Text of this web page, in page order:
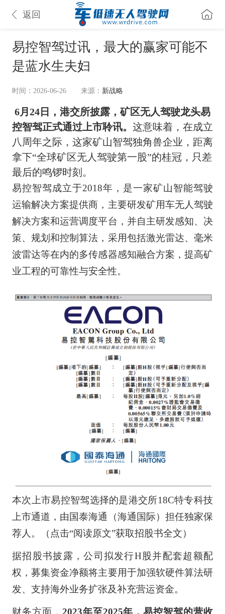
返回
易控智驾过讯，最大的赢家可能不
是蓝水生夫妇
时间：2026-06-26 来源： 新战略
6月24日，港交所披露，矿区无人驾驶龙头易
控智驾正式通过上市聆讯。 这意味着，在成立
八周年之际，这家矿山智驾独角兽企业，距离
拿下“全球矿区无人驾驶第一股”的桂冠，只差
最后的鸣锣时刻。
易控智驾成立于2018年，是一家矿山智能驾驶
运输解决方案提供商，主要研发矿用车无人驾驶
解决方案和运营调度平台，并自主研发感知、决
策、规划和控制算法，采用包括激光雷达、毫米
波雷达等在内的多传感器感知融合方案，提高矿
业工程的可靠性与安全性。
本次上市易控智驾选择的是港交所18C特专科技
上市通道，由国泰海通（海通国际）担任独家保
荐人。（点击“阅读原文”获取招股书全文）
据招股书披露，公司拟发行H股并配套超额配
权，募集资金净额将主要用于加强软硬件算法研
发、支持海外业务扩张及补充营运资金。
财务方面， 2023年至2025年，易控智驾的营收